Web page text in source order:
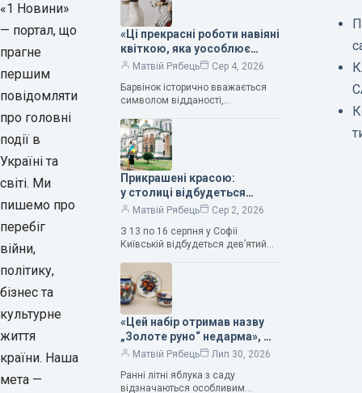
«1 Новини»
— портал, що
прагне
першим
повідомляти
про головні
події в
Україні та
світі. Ми
пишемо про
перебіг
війни,
політику,
бізнес та
культурне
життя
країни. Наша
мета —
«Ці прекрасні роботи навіяні
квіткою, яка уособлює
нескінченне кохання», —
Людмила Карпінська-
Романюк
Матвій Рябець
Сер 4, 2026
Барвінок історично вважається
символом відданості,
та тривалого подружнього союзу.
Саме тому ця рослина надихала і
продовжує надихати митців на
Прикрашені красою:
у столиці відбудеться
дев’ятий фестиваль
Матвій Рябець
Сер 2, 2026
З 13 по 16 серпня у Софії
Київській відбудеться дев’ятий
мистецтв Bouquet Kyiv Stage. Ця
подія традиційно…
«Цей набір отримав назву
„Золоте руно“ недарма», —
колекціонерка Людмила
Матвій Рябець
Лип 30, 2026
Ранні літні яблука з саду
відзначаються особливим